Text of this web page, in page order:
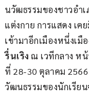
นวัฒธรรมของชาวอำ
แต่งกาย การแสดง เค
เข้ามาอีกเมืองหนึ่งเมื
รื่นเริง ณ เวทีกลาง ห
ที่ 28-30 ตุลาคม
วัฒนธรรมของนักเรียน